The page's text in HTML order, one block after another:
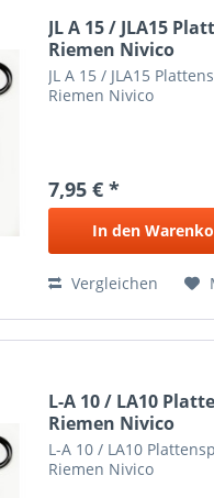
JL A 15 / JLA15
Riemen Nivico
JL A 15 / JLA15
Riemen Nivico
7,95 € *
In den
Vergleichen
L-A 10 / LA10
Riemen Nivico
L-A 10 / LA10
Riemen Nivico